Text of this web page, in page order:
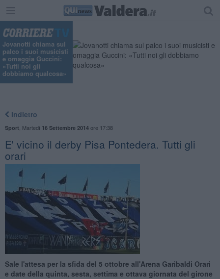
Jovanotti chiama sul
palco i suoi musicisti
e omaggia Guccini:
«Tutti noi gli
dobbiamo qualcosa»
Indietro
Sport Martedì 16 Settembre 2014ore 17:38
E' vicino il derby Pisa Pontedera. Tutti gli
orari
Sale l'attesa per la sfida del 5 ottobre all'Arena Garibaldi Orari
e date della quinta, sesta, settima e ottava giornata del girone